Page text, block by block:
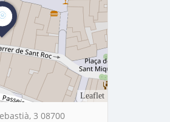
Leaflet
3 08700